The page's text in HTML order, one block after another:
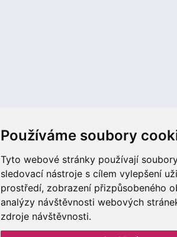
Používáme soubory
Tyto webové stránky používají
sledovací nástroje s cílem vylepšení
prostředí, zobrazení přizpůsobeného
analýzy návštěvnosti webových
zdroje návštěvnosti.